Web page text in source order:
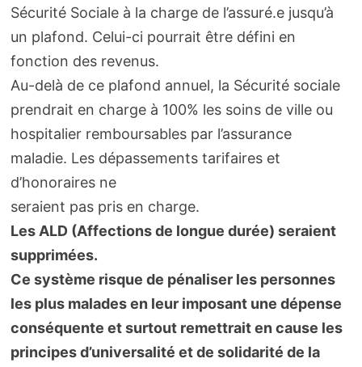
Sécurité Sociale à la charge de l’assuré.e jusqu’à
un plafond. Celui-ci pourrait être défini en
fonction des revenus.
Au-delà de ce plafond annuel, la Sécurité sociale
prendrait en charge à 100% les soins de ville ou
hospitalier remboursables par l’assurance
maladie. Les dépassements tarifaires et
d’honoraires ne
seraient pas pris en charge.
Les ALD (Affections de longue durée) seraient
supprimées.
Ce système risque de pénaliser les personnes
les plus malades en leur imposant une dépense
conséquente et surtout remettrait en cause les
principes d’universalité et de solidarité de la